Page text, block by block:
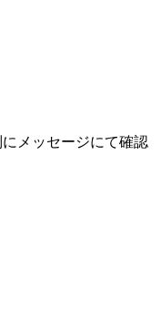
メッセージにて確認